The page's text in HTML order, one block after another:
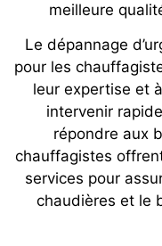
meilleure
Le dépannage
pour les
leur expertise et
intervenir
répondre aux
chauffagistes
services pour
chaudières et le